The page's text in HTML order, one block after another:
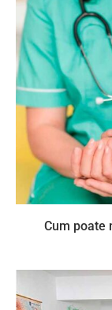
Cum poate